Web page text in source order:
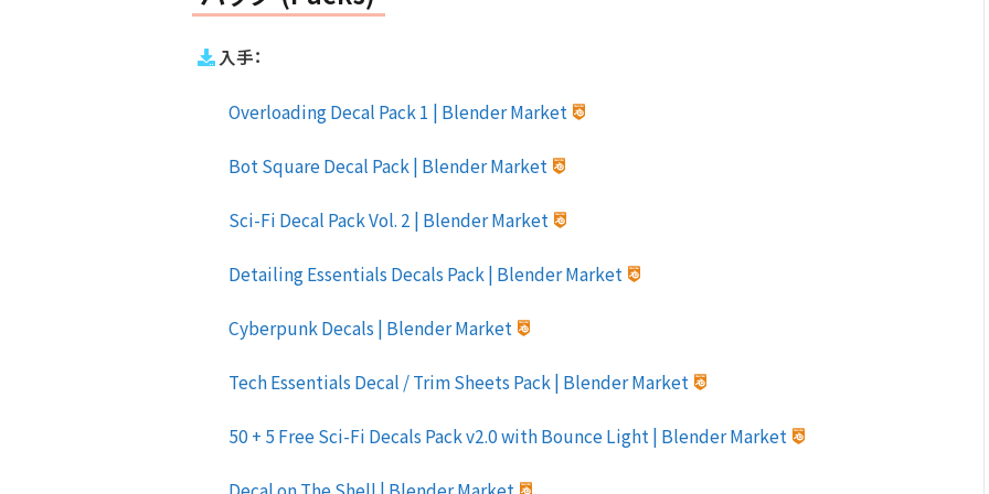
入手：
Overloading Decal Pack 1 | Blender Market
Bot Square Decal Pack | Blender Market
Sci-Fi Decal Pack Vol. 2 | Blender Market
Detailing Essentials Decals Pack | Blender Market
Cyberpunk Decals | Blender Market
Tech Essentials Decal / Trim Sheets Pack | Blender Market
50 + 5 Free Sci-Fi Decals Pack v2.0 with Bounce Light | Blender Market